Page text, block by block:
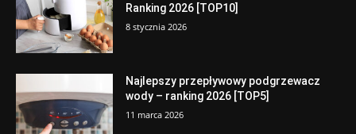
Ranking 2026 [TOP10]
8 stycznia 2026
Najlepszy przepływowy podgrzewacz
wody – ranking 2026 [TOP5]
11 marca 2026